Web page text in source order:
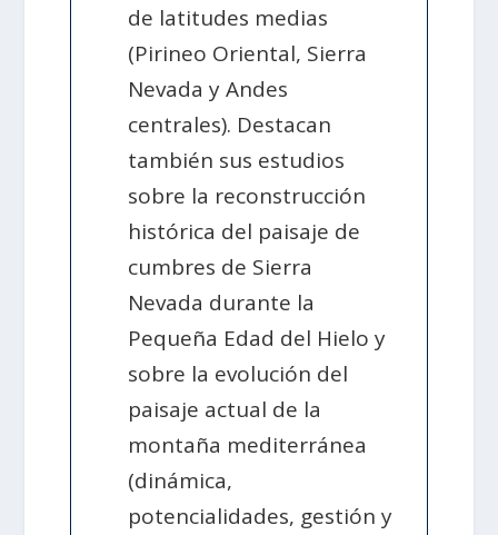
de latitudes medias
(Pirineo Oriental, Sierra
Nevada y Andes
centrales). Destacan
también sus estudios
sobre la reconstrucción
histórica del paisaje de
cumbres de Sierra
Nevada durante la
Pequeña Edad del Hielo y
sobre la evolución del
paisaje actual de la
montaña mediterránea
(dinámica,
potencialidades, gestión y